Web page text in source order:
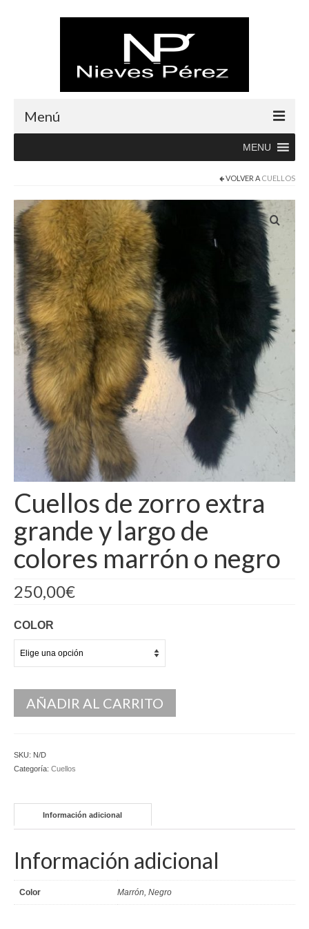
Menú
Boutique
Abrigos
Albornoces
Blusas
Camisas
Camisetas
Capas
Cazadoras
Chalecos y Chaquetas
Chandals
Chaquetones
Conjuntos
Monos
Pantalones y Shorts
Ponchos
Vestidos Cortos
Tops
Trajes
Ceremonias
MENU
VOLVER A CUELLOS
Cuellos de zorro extra
grande y largo de
colores marrón o negro
250,00€
COLOR
AÑADIR AL CARRITO
SKU: N/D
Categoría: Cuellos
Información adicional
Información adicional
Color Marrón, Negro